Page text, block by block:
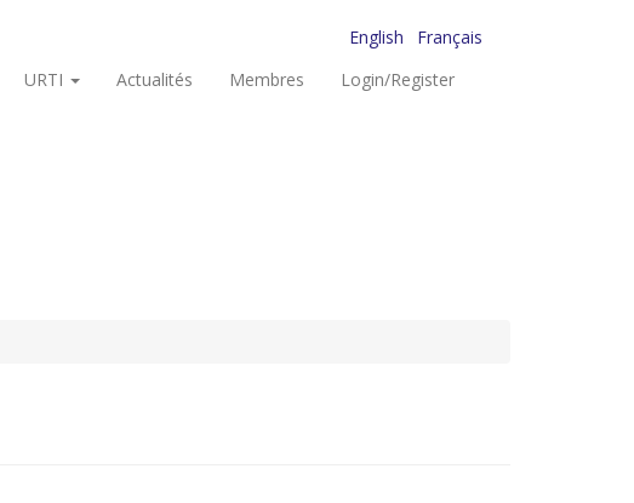
English
Français
URTI Actualités Membres Login/Register